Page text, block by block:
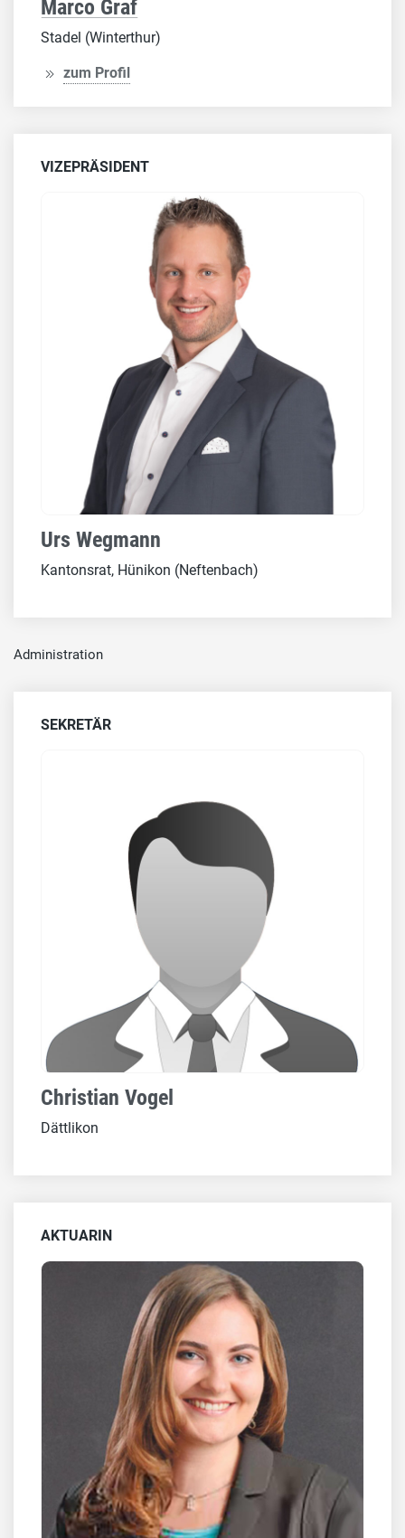
Marco Graf
Stadel (Winterthur)
zum Profil
VIZEPRÄSIDENT
Urs Wegmann
Kantonsrat, Hünikon (Neftenbach)
Administration
SEKRETÄR
Christian Vogel
Dättlikon
AKTUARIN